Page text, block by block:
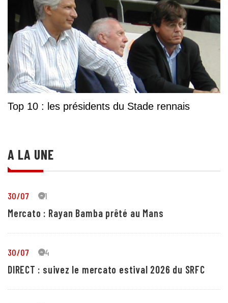
Top 10 : les présidents du Stade rennais
A LA UNE
30/07 21
Mercato : Rayan Bamba prêté au Mans
30/07 24
DIRECT : suivez le mercato estival 2026 du SRFC